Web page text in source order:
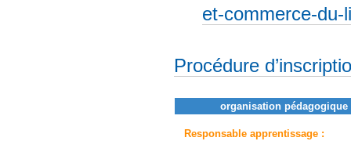
et-commerce-du-
Procédure
organisation
Responsable apprentissage :